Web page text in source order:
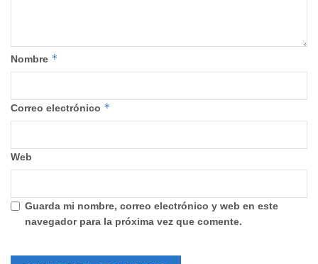
Nombre *
Correo electrónico *
Web
Guarda mi nombre, correo electrónico y web en este
navegador para la próxima vez que comente.